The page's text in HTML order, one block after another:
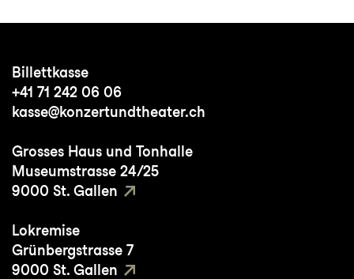
Billettkasse
+41 71 242 06 06
kasse@konzertundtheater.ch
Grosses Haus und Tonhalle
Museumstrasse 24/25
9000 St. Gallen
Lokremise
Grünbergstrasse 7
9000 St. Gallen